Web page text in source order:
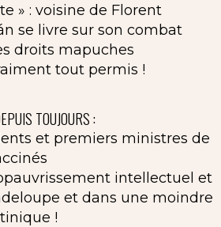
» : voisine de Florent
se livre sur son combat
droits mapuches
tout permis !
TOUJOURS :
et premiers ministres de
intellectuel et
et dans une moindre
!